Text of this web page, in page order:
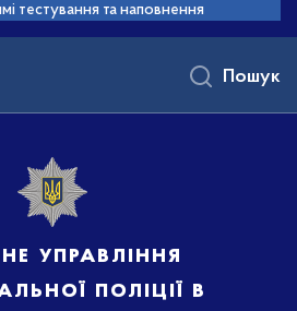
тестування та наповнення
управління
поліції в
Пошук